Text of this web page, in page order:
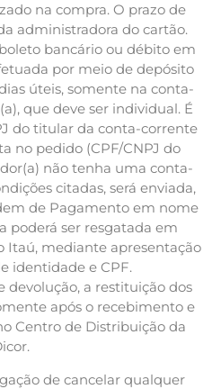
na compra. O prazo de
administradora do cartão.
bancário ou débito em
por meio de depósito
úteis, somente na conta-
que deve ser individual. É
do titular da conta-corrente
no pedido (CPF/CNPJ do
não tenha uma conta-
citadas, será enviada,
de Pagamento em nome
poderá ser resgatada em
Itaú, mediante apresentação
identidade e CPF.
devolução, a restituição dos
após o recebimento e
Centro de Distribuição da
de cancelar qualquer